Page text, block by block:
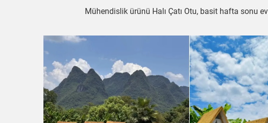
Mühendislik ürünü Halı Çatı Otu, basit hafta sonu